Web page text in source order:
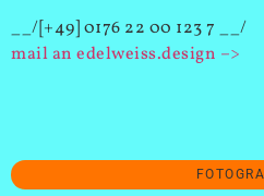
__/[+49] 0176 22 00 123 7 __/
mail an edelweiss.design –>